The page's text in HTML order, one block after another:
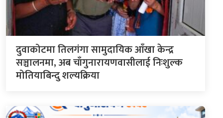
दुवाकोटमा तिलगंगा सामुदायिक आँखा केन्द्र
सञ्चालनमा, अब चाँगुनारायणवासीलाई निःशुल्क
मोतियाबिन्दु शल्यक्रिया